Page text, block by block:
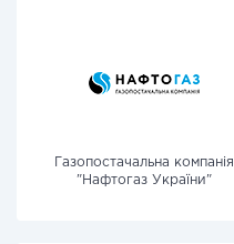
Газопостачальна компанія
"Нафтогаз України"